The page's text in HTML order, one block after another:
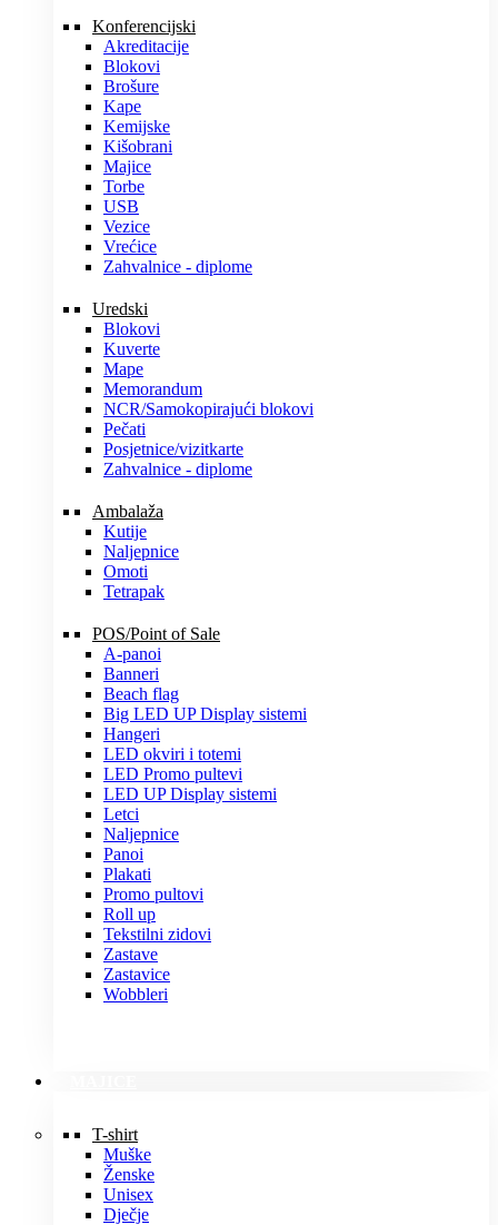
Konferencijski
Akreditacije
Blokovi
Brošure
Kape
Kemijske
Kišobrani
Majice
Torbe
USB
Vezice
Vrećice
Zahvalnice - diplome
Uredski
Blokovi
Kuverte
Mape
Memorandum
NCR/Samokopirajući blokovi
Pečati
Posjetnice/vizitkarte
Zahvalnice - diplome
Ambalaža
Kutije
Naljepnice
Omoti
Tetrapak
POS/Point of Sale
A-panoi
Banneri
Beach flag
Big LED UP Display sistemi
Hangeri
LED okviri i totemi
LED Promo pultevi
LED UP Display sistemi
Letci
Naljepnice
Panoi
Plakati
Promo pultovi
Roll up
Tekstilni zidovi
Zastave
Zastavice
Wobbleri
T-shirt
Muške
Ženske
Unisex
Dječje